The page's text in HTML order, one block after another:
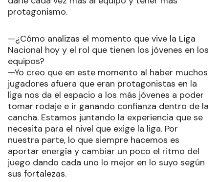
protagonismo.
—¿Cómo analizas el momento que vive la Liga
Nacional hoy y el rol que tienen los jóvenes en los
equipos?
—Yo creo que en este momento al haber muchos
jugadores afuera que eran protagonistas en la
liga nos da el espacio a los más jóvenes a poder
tomar rodaje e ir ganando confianza dentro de la
cancha. Estamos juntando la experiencia que se
necesita para el nivel que exige la liga. Por
nuestra parte, lo que siempre hacemos es
aportar energía y cambiar un poco el ritmo del
juego dando cada uno lo mejor en lo suyo según
sus fortalezas.